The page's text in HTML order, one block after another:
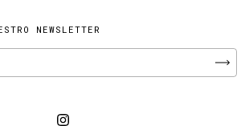
NEWSLETTER